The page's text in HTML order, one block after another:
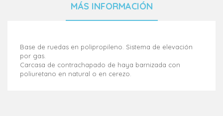
MÁS INFORMACIÓN
Base de ruedas en polipropileno. Sistema de elevación
por gas.
Carcasa de contrachapado de haya barnizada con
poliuretano en natural o en cerezo.